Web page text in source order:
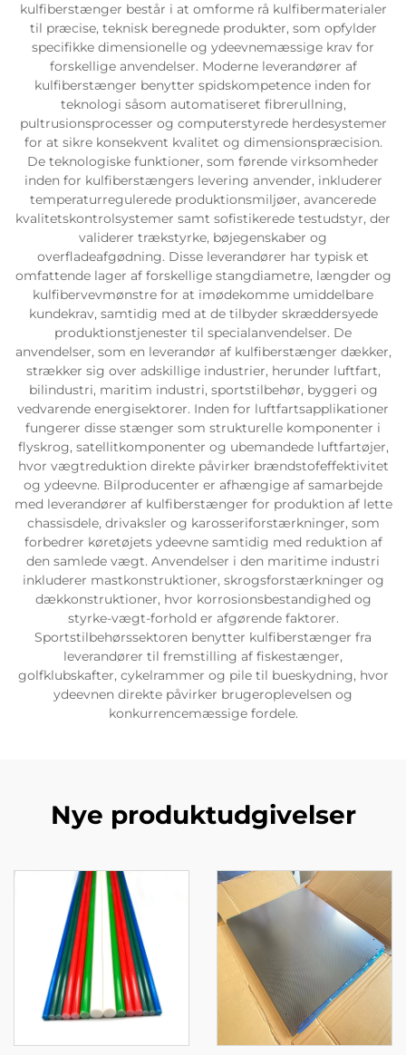
kulfiberstænger består i at omforme rå kulfibermaterialer
til præcise, teknisk beregnede produkter, som opfylder
specifikke dimensionelle og ydeevnemæssige krav for
forskellige anvendelser. Moderne leverandører af
kulfiberstænger benytter spidskompetence inden for
teknologi såsom automatiseret fibrerullning,
pultrusionsprocesser og computerstyrede herdesystemer
for at sikre konsekvent kvalitet og dimensionspræcision.
De teknologiske funktioner, som førende virksomheder
inden for kulfiberstængers levering anvender, inkluderer
temperaturregulerede produktionsmiljøer, avancerede
kvalitetskontrolsystemer samt sofistikerede testudstyr, der
validerer trækstyrke, bøjegenskaber og
overfladeafgødning. Disse leverandører har typisk et
omfattende lager af forskellige stangdiametre, længder og
kulfibervevmønstre for at imødekomme umiddelbare
kundekrav, samtidig med at de tilbyder skræddersyede
produktionstjenester til specialanvendelser. De
anvendelser, som en leverandør af kulfiberstænger dækker,
strækker sig over adskillige industrier, herunder luftfart,
bilindustri, maritim industri, sportstilbehør, byggeri og
vedvarende energisektorer. Inden for luftfartsapplikationer
fungerer disse stænger som strukturelle komponenter i
flyskrog, satellitkomponenter og ubemandede luftfartøjer,
hvor vægtreduktion direkte påvirker brændstofeffektivitet
og ydeevne. Bilproducenter er afhængige af samarbejde
med leverandører af kulfiberstænger for produktion af lette
chassisdele, drivaksler og karosseriforstærkninger, som
forbedrer køretøjets ydeevne samtidig med reduktion af
den samlede vægt. Anvendelser i den maritime industri
inkluderer mastkonstruktioner, skrogsforstærkninger og
dækkonstruktioner, hvor korrosionsbestandighed og
styrke-vægt-forhold er afgørende faktorer.
Sportstilbehørssektoren benytter kulfiberstænger fra
leverandører til fremstilling af fiskestænger,
golfklubskafter, cykelrammer og pile til bueskydning, hvor
ydeevnen direkte påvirker brugeroplevelsen og
konkurrencemæssige fordele.
Nye produktudgivelser